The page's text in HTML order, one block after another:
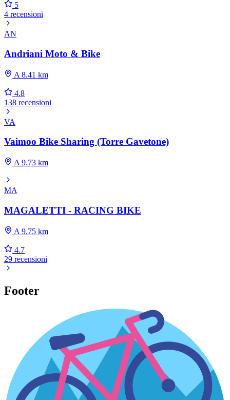
5
4 recensioni
AN
Andriani Moto & Bike
A 8.41 km
4.8
138 recensioni
VA
Vaimoo Bike Sharing (Torre Gavetone)
A 9.73 km
MA
MAGALETTI - RACING BIKE
A 9.75 km
4.7
29 recensioni
Footer